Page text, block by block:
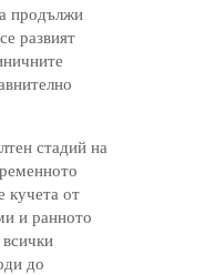
продължи
развият
стадий на
кучета от
и ранното
до